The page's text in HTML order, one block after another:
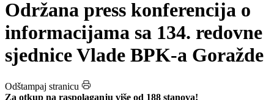
Početna /Press konferencije
Održana press konferencija o
informacijama sa 134. redovne
sjednice Vlade BPK-a Goražde